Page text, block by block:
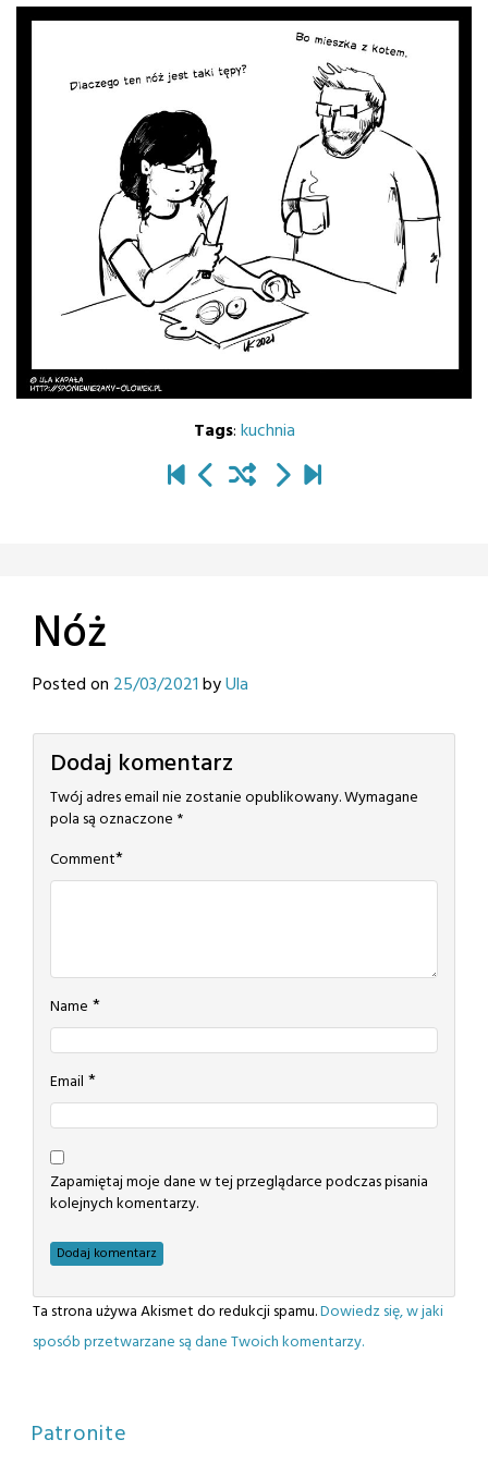
Tags:kuchnia
Nóż
Posted on 25/03/2021byUla
Dodaj komentarz
Twój adres email nie zostanie opublikowany.Wymagane
pola są oznaczone *
Comment*
Name *
Email *
Zapamiętaj moje dane w tej przeglądarce podczas pisania
kolejnych komentarzy.
Ta strona używa Akismet do redukcji spamu.Dowiedz się, w jaki
sposób przetwarzane są dane Twoich komentarzy.
Patronite